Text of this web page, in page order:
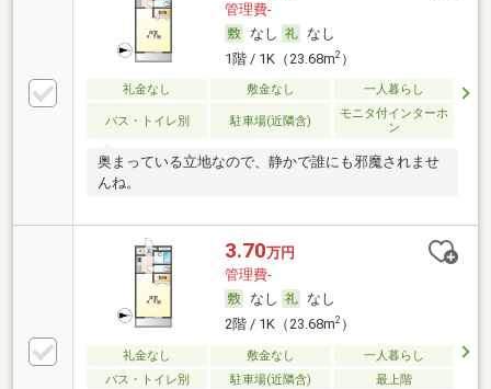
管理費-
なし
なし
1階 / 1K（23.68m2）
礼金なし 敷金なし 一人暮らし
バス・トイレ別 駐車場(近隣含)
モニタ付インターホ
ン
奥まっている立地なので、静かで誰にも邪魔されませ
んね。
3.70万円
管理費-
なし
なし
2階 / 1K（23.68m2）
礼金なし 敷金なし
一人暮らし
バス・トイレ別
駐車場(近隣含) 最上階